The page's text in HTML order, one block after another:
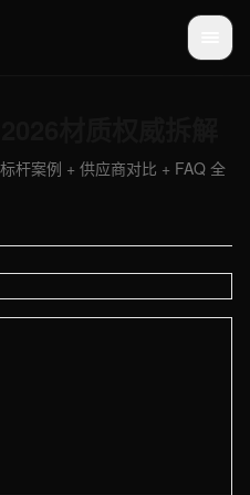
杆案例 + 供应商对比 + FAQ 全